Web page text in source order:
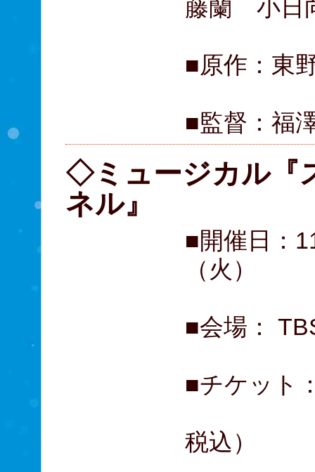
藤蘭 小日
■原作：東
■監督：福
◇ミュージカル『
ネル』
■開催日：
（火）
■会場：
■チケット
税込）